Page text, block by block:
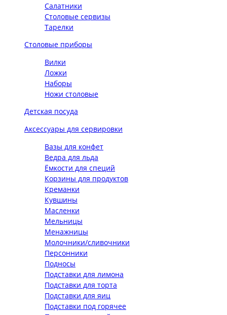
Салатники
Столовые сервизы
Тарелки
Столовые приборы
Вилки
Ложки
Наборы
Ножи столовые
Детская посуда
Аксессуары для сервировки
Вазы для конфет
Ведра для льда
Ёмкости для специй
Корзины для продуктов
Креманки
Кувшины
Масленки
Мельницы
Менажницы
Молочники/сливочники
Персонники
Подносы
Подставки для лимона
Подставки для торта
Подставки для яиц
Подставки под горячее